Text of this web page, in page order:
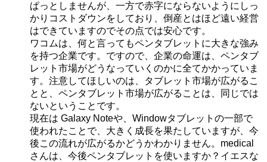
ぱっとしませんが、一方で赤字にならないようにしっ
かりコストダウンをしており、倒産とはほど遠い経営
はできていますのでその点では安心です。
ワコムは、何と言ってもペンタブレットに大きな強み
を持つ企業です。ですので、企業の命運は、ペンタブ
レット市場がどうなっていくのかに全てかかっていま
す。注意してほしいのは、タブレット市場が広がるこ
とと、ペンタブレット市場が広がることは、同じでは
ないということです。
現在は Galaxy Noteや、Windowタブレットの一部で
使われたことで、大きく成長を果たしていますが、今
後この流れが広がるかどうかわかりません。medical
さんは、今後ペンタブレットを使いますか？イエスな